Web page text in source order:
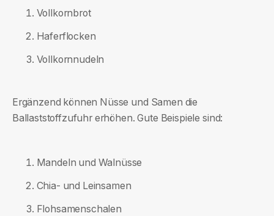
Vollkornbrot
Haferflocken
Vollkornnudeln
Ergänzend können Nüsse und Samen die
Ballaststoffzufuhr erhöhen. Gute Beispiele sind:
Mandeln und Walnüsse
Chia- und Leinsamen
Flohsamenschalen